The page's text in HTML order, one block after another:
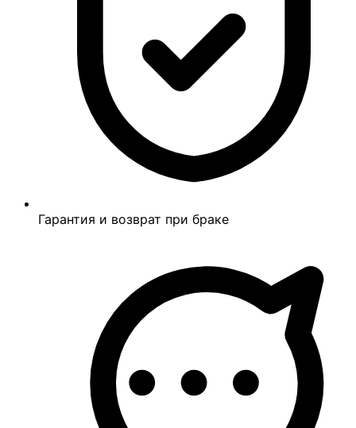
Гарантия и возврат при браке